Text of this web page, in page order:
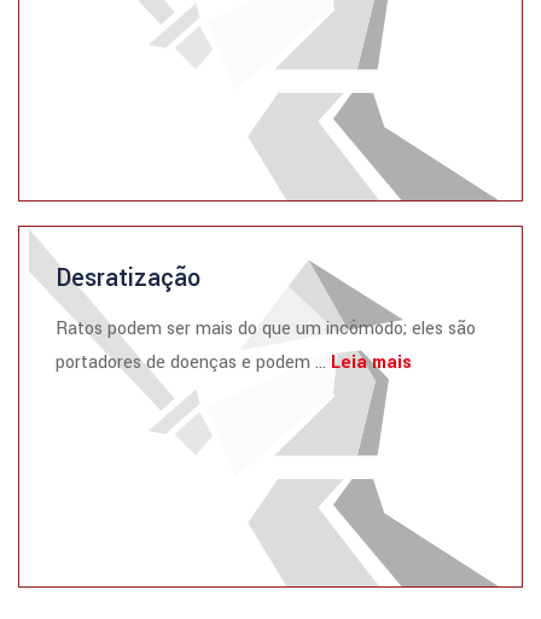
Desratização
Ratos podem ser mais do que um incômodo; eles são
portadores de doenças e podem ... Leia mais